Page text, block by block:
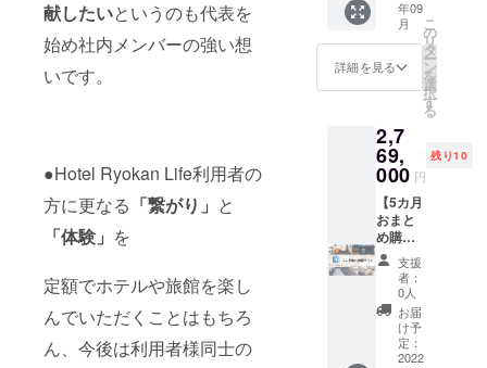
献したいというのも代表を
始め社内メンバーの強い想
いです。
●Hotel Ryokan Life利用者の
方に更なる 「繋がり」 と
「体験」 を
定額でホテルや旅館を楽し
んでいただくことはもちろ
ん、今後は利用者様同士の
問い合
わせく
ださ
い。 ※
客室タ
イプに
て、ホ
テルカ
テゴリ
が変わ
るた
め、宿
泊申し
込み時
にお問
い合わ
せくだ
さい。
※客室の
空き状
Fukuok
●HOTE
L
LITTLE
BIRD
ASAKU
SA ●イ
ビス大
阪梅田
●那覇
ビーチ
サイド
ホテル
●シタ
ディー
ンなん
ば大阪
●ラン
ドーホ
リア：
北海
道・東
京・石
川・大
阪・京
岡・沖
縄 ご利
用可能
期間：
2023年
12月31
日まで
【宿泊
可能な
施設】
●フレイ
ザース
イート
赤坂東
数の設
定があ
るお部
屋がご
ざいま
すので
案内致
しま
す。 利
用可能
ホテル
数：15
利用可
能なお
部屋の
種類
数：61
利用可
能なエ
リア：
ラグ
ジュア
リープ
ラン該
当のお
部屋の
お好き
なお部
屋に50
泊宿泊
してい
ただけ
ます。
※連泊・
1泊ずつ
分けて
のご利
用いず
れも可
能で
年09
月
詳細を見る
こ
の
リ
タ
ー
ン
を
選
択
す
る
2,7
69,
000 円
残り10
【5カ月
おまと
め購入
プラ
ン：プ
レミア
ム】
CAMPF
IRE限定
プレミ
支援
者：
0人
お届
け予
定：
2022